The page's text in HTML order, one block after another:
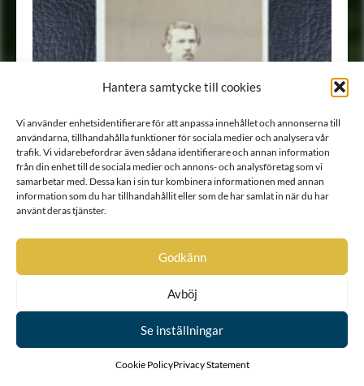
Hantera samtycke till cookies
Vi använder enhetsidentifierare för att anpassa innehållet och annonserna till
användarna, tillhandahålla funktioner för sociala medier och analysera vår
trafik. Vi vidarebefordrar även sådana identifierare och annan information
från din enhet till de sociala medier och annons- och analysföretag som vi
samarbetar med. Dessa kan i sin tur kombinera informationen med annan
information som du har tillhandahållit eller som de har samlat in när du har
använt deras tjänster.
Godkänn
Avböj
Se inställningar
Cookie PolicyPrivacy Statement
Fotografi